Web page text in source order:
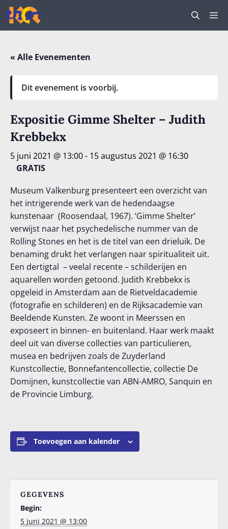
Ga
naar
de
« Alle Evenementen
Dit evenement is voorbij.
Expositie Gimme Shelter – Judith
Krebbekx
5 juni 2021 @ 13:00- 15 augustus 2021 @ 16:30
GRATIS
Museum Valkenburg presenteert een overzicht van
het intrigerende werk van de hedendaagse
kunstenaar (Roosendaal, 1967). ‘Gimme Shelter’
verwijst naar het psychedelische nummer van de
Rolling Stones en het is de titel van een drieluik. De
benaming drukt het verlangen naar spiritualiteit uit.
Een dertigtal – veelal recente – schilderijen en
aquarellen worden getoond. Judith Krebbekx is
opgeleid in Amsterdam aan de Rietveldacademie
(fotografie en schilderen) en de Rijksacademie van
Beeldende Kunsten. Ze woont in Meerssen en
exposeert in binnen- en buitenland. Haar werk maakt
deel uit van diverse collecties van particulieren,
musea en bedrijven zoals de Zuyderland
Kunstcollectie, Bonnefantencollectie, collectie De
Domijnen, kunstcollectie van ABN-AMRO, Sanquin en
de Provincie Limburg.
Toevoegen aan kalender
GEGEVENS
Begin:
5 juni 2021 @ 13:00